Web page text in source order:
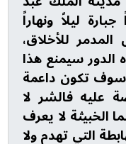
ليلاً ونهاراً
للأخلاق،
سيمنع هذا
سوف تكون داعمة
عليه فالشر لا
الخبيثة لا يعرف
التي تهدم ولا